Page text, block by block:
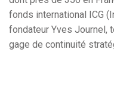
fonds international ICG
fondateur Yves Journel,
gage de continuité